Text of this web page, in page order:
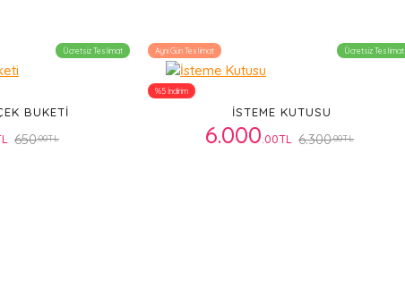
Ücretsiz Teslimat
BUKETI
650.00TL
Aynı Gün Teslimat Ücretsiz Teslimat
%5 İndirim
İSTEME KUTUSU
6.000 .00TL 6.300.00TL